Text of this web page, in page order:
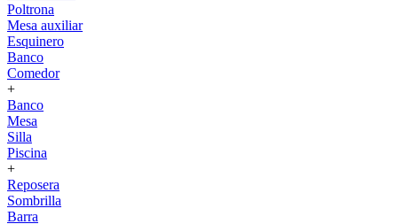
Poltrona
Mesa auxiliar
Esquinero
Banco
Comedor
+
Banco
Mesa
Silla
Piscina
+
Reposera
Sombrilla
Barra